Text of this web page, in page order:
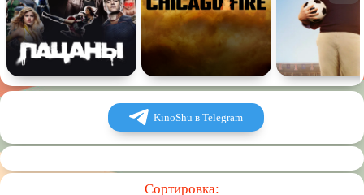
KinoShu в Telegram
Сортировка: